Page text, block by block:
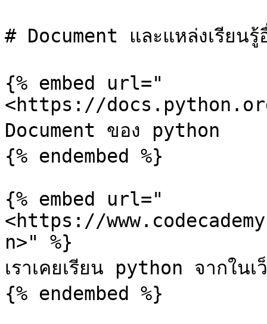
# Document และแหล่งเรียนรู้
{% embed url="
<https://
Document ของ python
{% endembed %}
{% embed url="
<https://
n>" %}
เราเคยเรียน python จากในเ
{% endembed %}